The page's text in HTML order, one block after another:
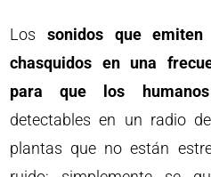
Los sonidos que
chasquidos en una
para que los
detectables en un radio
plantas que no están